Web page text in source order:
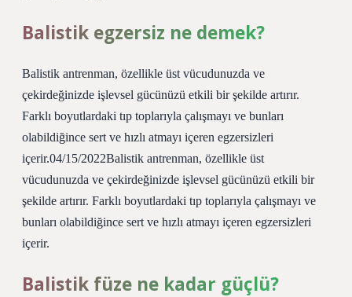
Balistik egzersiz ne demek?
Balistik antrenman, özellikle üst vücudunuzda ve
çekirdeğinizde işlevsel gücünüzü etkili bir şekilde artırır.
Farklı boyutlardaki tıp toplarıyla çalışmayı ve bunları
olabildiğince sert ve hızlı atmayı içeren egzersizleri
içerir.04/15/2022Balistik antrenman, özellikle üst
vücudunuzda ve çekirdeğinizde işlevsel gücünüzü etkili bir
şekilde artırır. Farklı boyutlardaki tıp toplarıyla çalışmayı ve
bunları olabildiğince sert ve hızlı atmayı içeren egzersizleri
içerir.
Balistik füze ne kadar güçlü?